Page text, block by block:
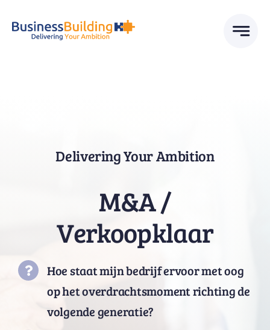
Delivering Your Ambition
M&A /
Verkoopklaar
Hoe staat mijn bedrijf ervoor met oog
op het overdrachtsmoment richting de
volgende generatie?